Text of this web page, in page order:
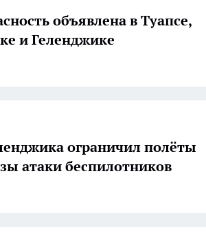
объявлена в Туапсе,
и Геленджике
ограничил полёты
атаки беспилотников